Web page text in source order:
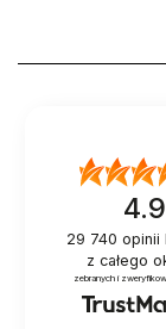
4.9
29 740 opinii
z całego
zebranych i